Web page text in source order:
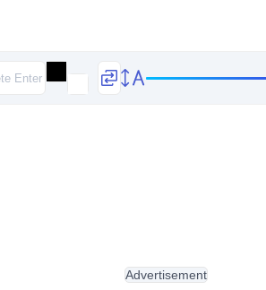
Advertisement